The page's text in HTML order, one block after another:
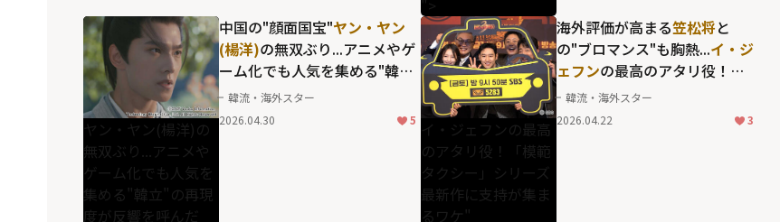
">
ヤン・ヤン(楊洋)の
無双ぶり...アニメや
ゲーム化でも人気を
集める"韓立"の再現
度が反響を呼んだ
中国の"顔面国宝"ヤン・ヤン
(楊洋)の無双ぶり...アニメやゲ
ーム化でも人気を集める"韓
立"の再現度が反響を呼んだ
「凡人修仙伝」
韓流・海外スター
2026.04.30
5 イ・ジェフンの最高
のアタリ役！「模範
タクシー」シリーズ
最新作に支持が集ま
るワケ"
海外評価が高まる笠松将と
の"ブロマンス"も胸熱...イ・ジ
ェフンの最高のアタリ役！
「模範タクシー」シリーズ最
新作に支持が集まるワケ
韓流・海外スター
2026.04.22
3